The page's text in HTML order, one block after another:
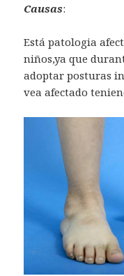
Causas:
Está patologia
niños,ya que
adoptar posturas
vea afectado